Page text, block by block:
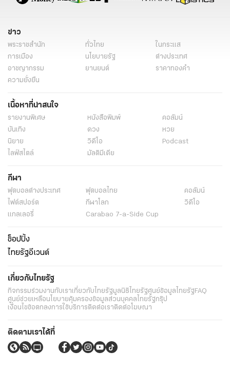
ข่าว
พระราชสำนัก ทั่วไทย
ในกระแส
การเมือง
นโยบายรัฐ
ต่างประเทศ
อาชญากรรม
ยานยนต์
ราคาทองคำ
ความยั่งยืน
เนื้อหาที่น่าสนใจ
รายงานพิเศษ หนังสือพิมพ์
คอลัมน์
บันเทิง
ดวง
หวย
นิยาย
วิดีโอ
Podcast
ไลฟ์สไตล์
มัลติมีเดีย
กีฬา
ฟุตบอลต่่างประเทศ ฟุตบอลไทย
คอลัมน์
ไฟต์สปอร์ต
กีฬาโลก
วิดีโอ
แกลเลอรี่
Carabao 7-a-Side Cup
ช็อปปิ้ง
ไทยรัฐอีเวนต์
เกี่ยวกับไทยรัฐ
กิจกรรมร่วมงานกับเราเกี่ยวกับไทยรัฐมูลนิธิไทยรัฐศูนย์ข้อมูลไทยรัฐFAQ
ศูนย์ช่วยเหลือนโยบายคุ้มครองข้อมูลส่วนบุคคลไทยรัฐกรุ๊ป
เงื่อนไขข้อตกลงการใช้บริการติดต่อเราติดต่อโฆษณา
ติดตามเราได้ที่